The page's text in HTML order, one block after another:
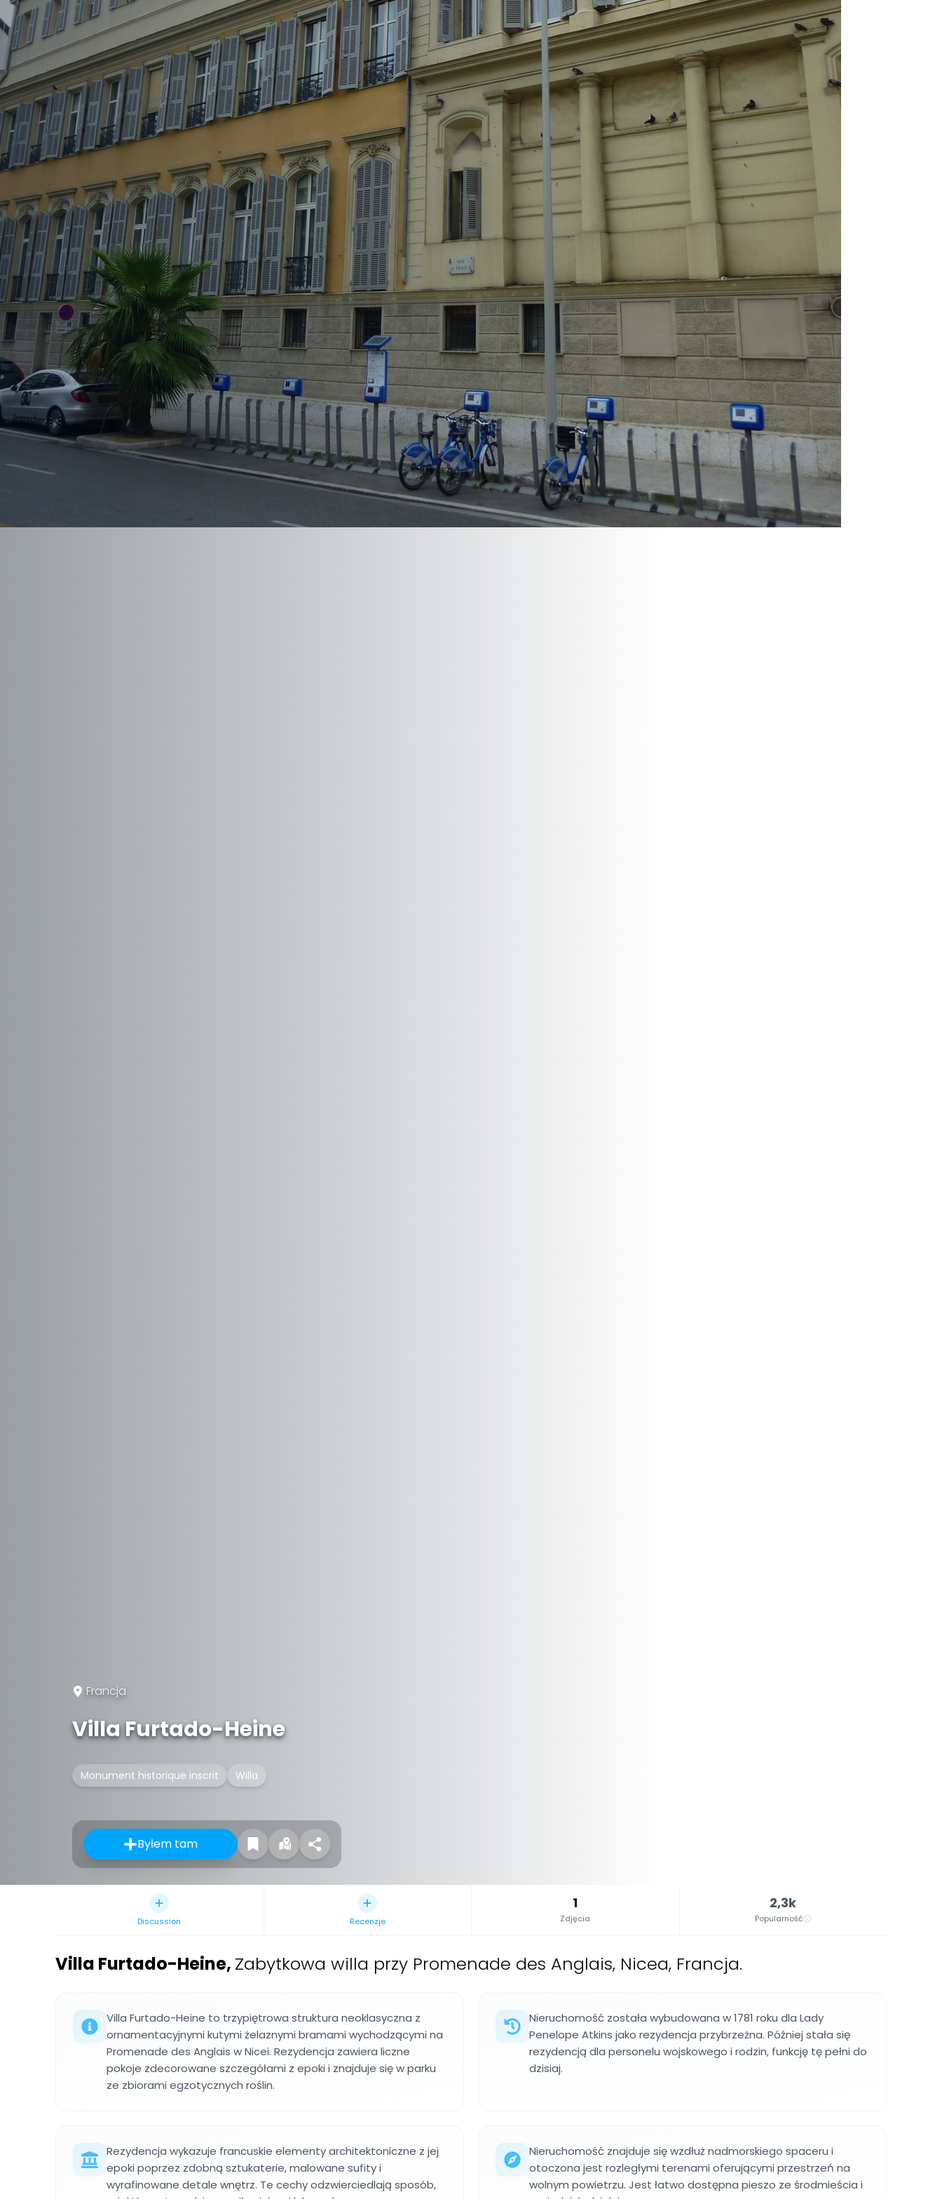
Francja
Villa Furtado-Heine
Monument historique inscrit Willa
Byłem tam
Discussion Recenzje
1
Zdjęcia
2,3k
Popularność
Villa Furtado-Heine, Zabytkowa willa przy Promenade des Anglais, Nicea, Francja.
Villa Furtado-Heine to trzypiętrowa struktura neoklasyczna z
ornamentacyjnymi kutymi żelaznymi bramami wychodzącymi na
Promenade des Anglais w Nicei. Rezydencja zawiera liczne
pokoje zdecorowane szczegółami z epoki i znajduje się w parku
ze zbiorami egzotycznych roślin.
Nieruchomość została wybudowana w 1781 roku dla Lady
Penelope Atkins jako rezydencja przybrzeżna. Później stała się
rezydencją dla personelu wojskowego i rodzin, funkcję tę pełni do
dzisiaj.
Rezydencja wykazuje francuskie elementy architektoniczne z jej
epoki poprzez zdobną sztukaterie, malowane sufity i
wyrafinowane detale wnętrz. Te cechy odzwierciedlają sposób,
Nieruchomość znajduje się wzdłuż nadmorskiego spaceru i
otoczona jest rozległymi terenami oferującymi przestrzeń na
wolnym powietrzu. Jest łatwo dostępna pieszo ze środmieścia i